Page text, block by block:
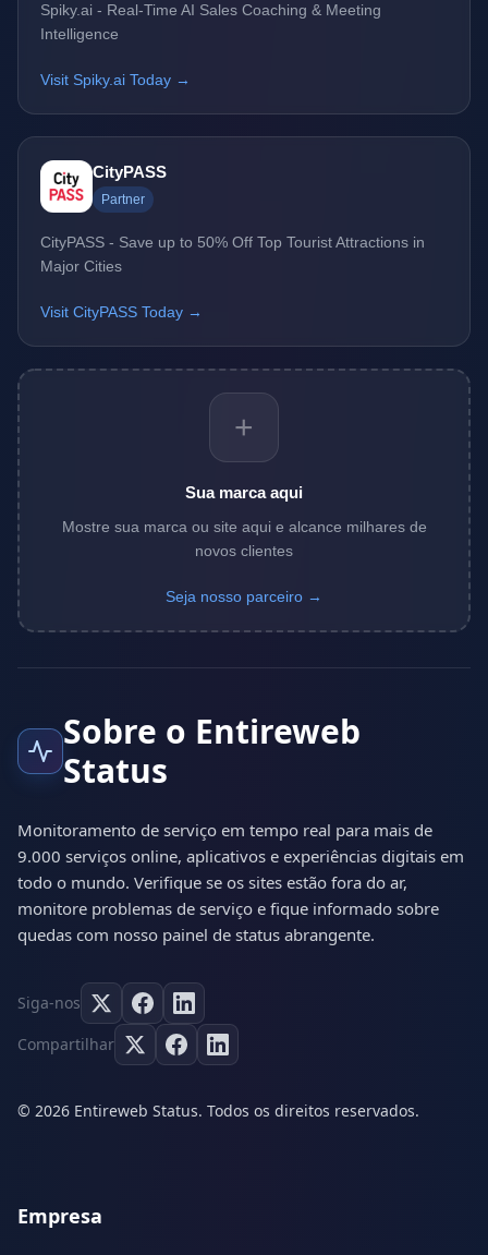
Spiky.ai - Real-Time AI Sales Coaching & Meeting
Intelligence
Visit Spiky.ai Today →
CityPASS
Partner
CityPASS - Save up to 50% Off Top Tourist Attractions in
Major Cities
Visit CityPASS Today →
+
Sua marca aqui
Mostre sua marca ou site aqui e alcance milhares de
novos clientes
Seja nosso parceiro →
Sobre o Entireweb
Status
Monitoramento de serviço em tempo real para mais de
9.000 serviços online, aplicativos e experiências digitais em
todo o mundo. Verifique se os sites estão fora do ar,
monitore problemas de serviço e fique informado sobre
quedas com nosso painel de status abrangente.
Siga-nos
Compartilhar
© 2026 Entireweb Status. Todos os direitos reservados.
Empresa